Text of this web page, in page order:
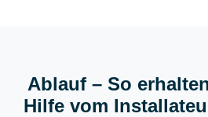
Ablauf – So
Hilfe vom